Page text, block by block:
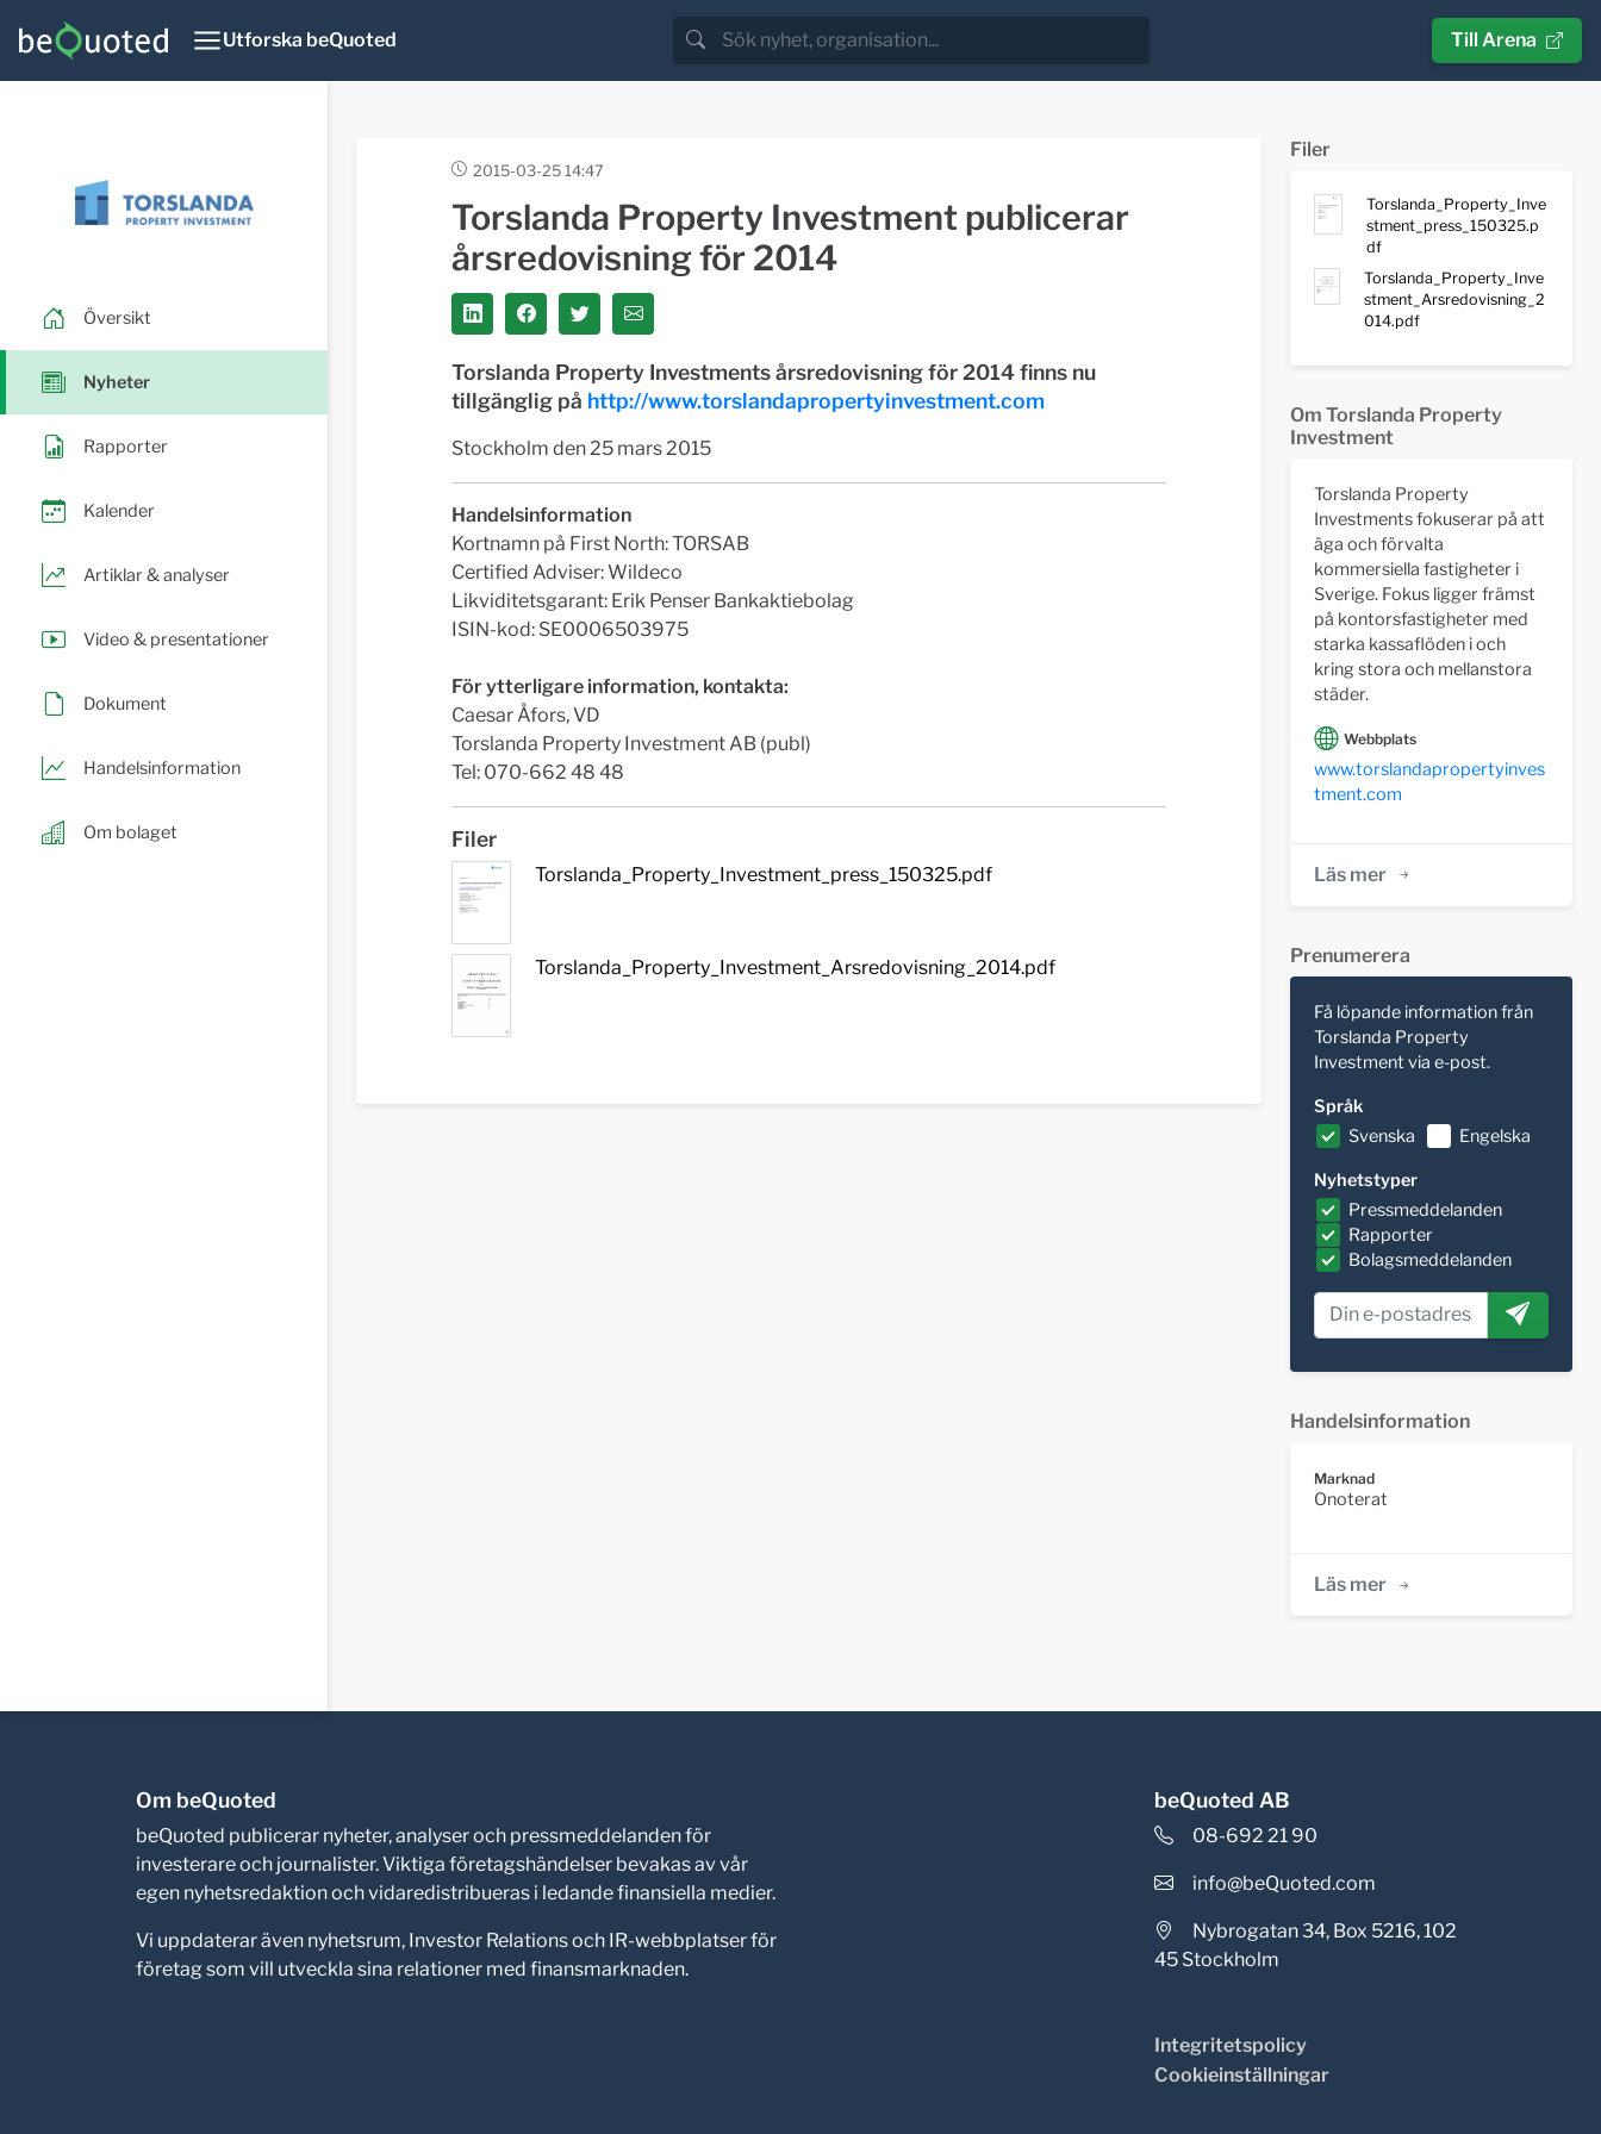
Utforska beQuoted Till Arena
Översikt
Nyheter
Rapporter
Kalender
Artiklar & analyser
Video & presentationer
Dokument
Handelsinformation
Om bolaget
2015-03-25 14:47
Torslanda Property Investment publicerar
årsredovisning för 2014
Torslanda Property Investments årsredovisning för 2014 finns nu
tillgänglig på http://www.torslandapropertyinvestment.com
Stockholm den 25 mars 2015
Handelsinformation
Kortnamn på First North: TORSAB
Certified Adviser: Wildeco
Likviditetsgarant: Erik Penser Bankaktiebolag
ISIN-kod: SE0006503975
För ytterligare information, kontakta:
Caesar Åfors, VD
Torslanda Property Investment AB (publ)
Tel: 070-662 48 48
Filer
Torslanda_Property_Investment_press_150325.pdf
Torslanda_Property_Investment_Arsredovisning_2014.pdf
Filer
Torslanda_Property_Inve
stment_press_150325.p
df
Torslanda_Property_Inve
stment_Arsredovisning_2
014.pdf
Om Torslanda Property
Investment
Torslanda Property
Investments fokuserar på att
äga och förvalta
kommersiella fastigheter i
Sverige. Fokus ligger främst
på kontorsfastigheter med
starka kassaflöden i och
kring stora och mellanstora
städer.
Webbplats
www.torslandapropertyinves
tment.com
Läs mer
Prenumerera
Få löpande information från
Torslanda Property
Investment via e-post.
Språk
Svenska
Engelska
Nyhetstyper
Pressmeddelanden
Rapporter
Bolagsmeddelanden
Handelsinformation
Marknad
Onoterat
Läs mer
Om beQuoted
beQuoted publicerar nyheter, analyser och pressmeddelanden för
investerare och journalister. Viktiga företagshändelser bevakas av vår
egen nyhetsredaktion och vidaredistribueras i ledande finansiella medier.
Vi uppdaterar även nyhetsrum, Investor Relations och IR-webbplatser för
företag som vill utveckla sina relationer med finansmarknaden.
beQuoted AB
08-692 21 90
info@beQuoted.com
Nybrogatan 34, Box 5216, 102
45 Stockholm
Integritetspolicy
Cookieinställningar